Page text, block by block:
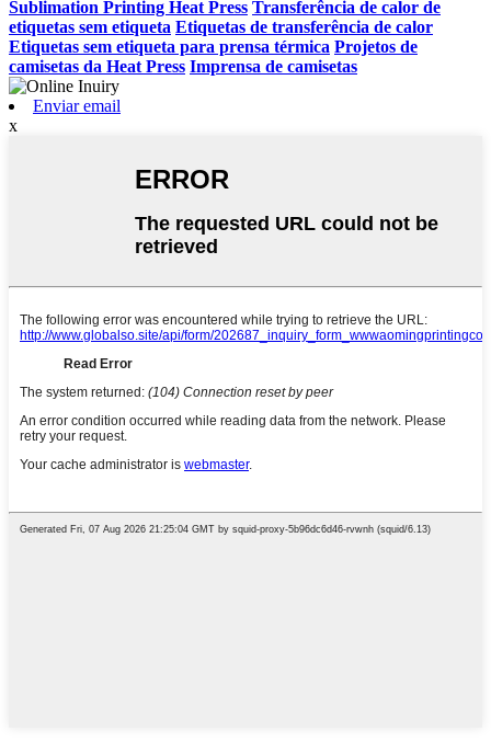
Sublimation Printing Heat Press Transferência de calor de
etiquetas sem etiqueta Etiquetas de transferência de calor
Etiquetas sem etiqueta para prensa térmica Projetos de
camisetas da Heat Press Imprensa de camisetas
Enviar email
x